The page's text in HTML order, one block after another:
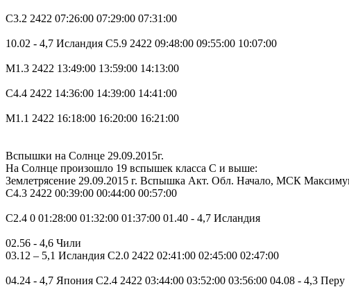
C3.2 2422 07:26:00 07:29:00 07:31:00
10.02 - 4,7 Исландия C5.9 2422 09:48:00 09:55:00 10:07:00
M1.3 2422 13:49:00 13:59:00 14:13:00
C4.4 2422 14:36:00 14:39:00 14:41:00
M1.1 2422 16:18:00 16:20:00 16:21:00
Вспышки на Солнце 29.09.2015г.
На Солнце произошло 19 вспышек класса С и выше:
Землетрясение 29.09.2015 г. Вспышка Акт. Обл. Начало, МСК
C4.3 2422 00:39:00 00:44:00 00:57:00
C2.4 0 01:28:00 01:32:00 01:37:00 01.40 - 4,7 Исландия
02.56 - 4,6 Чили
03.12 – 5,1 Исландия С2.0 2422 02:41:00 02:45:00 02:47:00
04.24 - 4,7 Япония C2.4 2422 03:44:00 03:52:00 03:56:00 04.08 - 4,3 Перу